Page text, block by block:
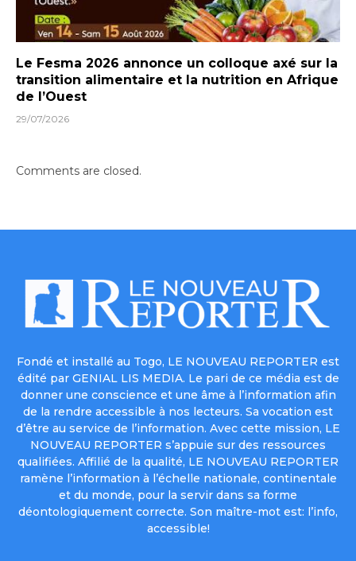
Le Fesma 2026 annonce un colloque axé sur la
transition alimentaire et la nutrition en Afrique
de l’Ouest
29/07/2026
Comments are closed.
Fondé et installé au Togo, LE NOUVEAU REPORTER est
édité par GENIAL LIS MEDIA. Le pari de ce média est de
donner une conscience et une âme à l’information afin
de la rendre accessible à nos lecteurs. Sa vocation est
d’être au service de l’information. Avec cette mission, LE
NOUVEAU REPORTER s’appuie sur des ressources
qualifiées. Affilié de la qualité, LE NOUVEAU REPORTER
ramène l’information à l’échelle nationale, continentale
et du monde, pour la servir dans sa forme
déontologiquement correcte. Son maître-mot est: l’info,
accessible!